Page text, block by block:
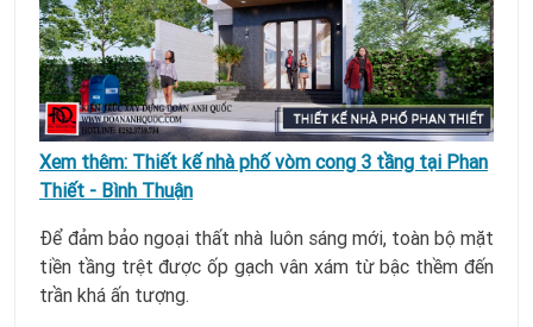
Xem thêm: Thiết kế nhà phố vòm cong 3 tầng tại Phan
Thiết - Bình Thuận
Để đảm bảo ngoại thất nhà luôn sáng mới, toàn bộ mặt
tiền tầng trệt được ốp gạch vân xám từ bậc thềm đến
trần khá ấn tượng.